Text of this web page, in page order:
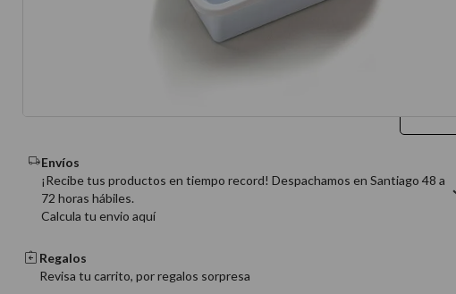
Envíos
¡Recibe tus productos en tiempo record! Despachamos en Santiago 48 a
72 horas hábiles.
Calcula tu envio aquí
Regalos
Revisa tu carrito, por regalos sorpresa
acondicionador
protector térmico